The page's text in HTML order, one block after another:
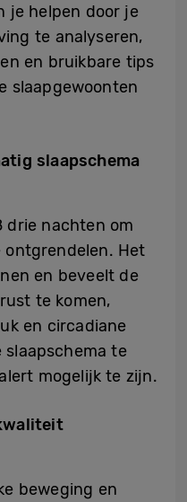
je helpen door je
te analyseren,
en bruikbare tips
slaapgewoonten
slaapschema
drie nachten om
ontgrendelen. Het
en beveelt de
te komen,
en circadiane
te
mogelijk te zijn.
beweging en